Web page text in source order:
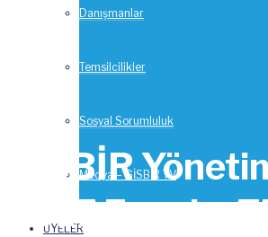
Danışmanlar
Temsilcilikler
Sosyal Sorumluluk
Medya – GİSBİR TV
ÜYELER
GİSBİR
2017